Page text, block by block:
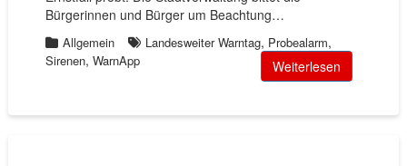
Bürgerinnen und Bürger um Beachtung…
Allgemein Landesweiter Warntag, Probealarm,
Sirenen, WarnApp Weiterlesen